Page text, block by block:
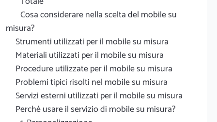
Cosa considerare nella scelta del mobile su
misura?
Strumenti utilizzati per il mobile su misura
Materiali utilizzati per il mobile su misura
Procedure utilizzate per il mobile su misura
Problemi tipici risolti nel mobile su misura
Servizi esterni utilizzati per il mobile su misura
Perché usare il servizio di mobile su misura?